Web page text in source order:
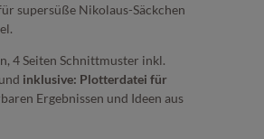
supersüße Nikolaus-Säckchen
4 Seiten Schnittmuster inkl.
inklusive: Plotterdatei für
Ergebnissen und Ideen aus